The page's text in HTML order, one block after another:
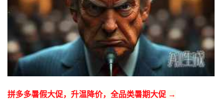
拼多多暑假大促，升温降价，全品类暑期大促 →